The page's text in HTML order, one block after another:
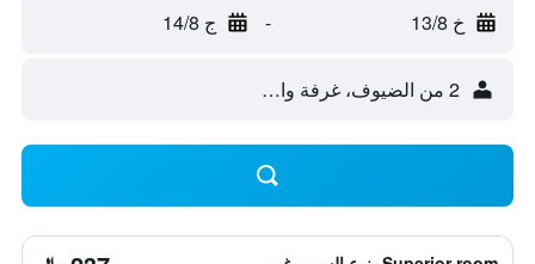
خ 13/8 - ج 14/8
2 من الضيوف، غرفة واحدة